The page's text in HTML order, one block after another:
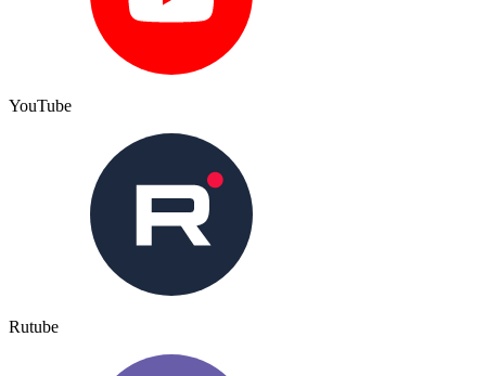
YouTube
Rutube